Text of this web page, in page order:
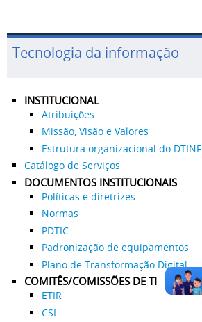
Tecnologia da informação
INSTITUCIONAL
Atribuições
Missão, Visão e Valores
Estrutura organizacional do DTINF
Catálogo de Serviços
DOCUMENTOS INSTITUCIONAIS
Políticas e diretrizes
Normas
PDTIC
Padronização de equipamentos
Plano de Transformação Digital
COMITÊS/COMISSÕES DE TI
ETIR
CSI